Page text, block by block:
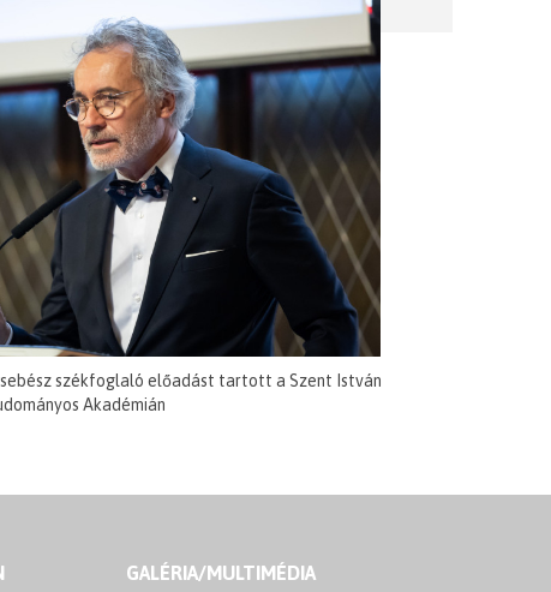
székfoglaló előadást tartott a Szent István
Akadémián
GALÉRIA/MULTIMÉDIA